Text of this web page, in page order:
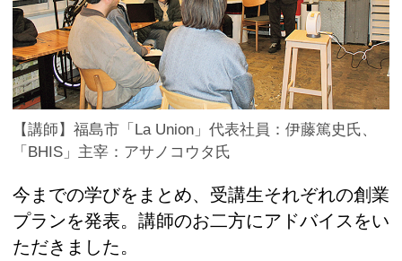
【講師】福島市「La Union」代表社員：伊藤篤史氏、
「BHIS」主宰：アサノコウタ氏
今までの学びをまとめ、受講生それぞれの創業
プランを発表。講師のお二方にアドバイスをい
ただきました。